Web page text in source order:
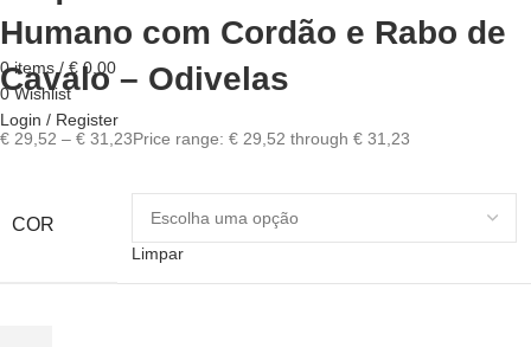
0items / € 0,00
0Wishlist
Login / Register
Humano com Cordão e Rabo de
Cavalo – Odivelas
€ 29,52 – € 31,23Price range: € 29,52 through € 31,23
COR
Limpar